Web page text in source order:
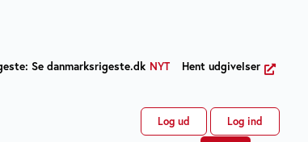
Se danmarksrigeste.dk NYT Hent udgivelser
Log ud Log ind